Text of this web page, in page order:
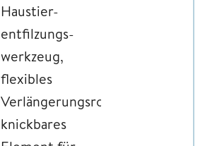
Haustier-
entfilzungs-
werkzeug,
flexibles
Verlängerungsrohr,
knickbares